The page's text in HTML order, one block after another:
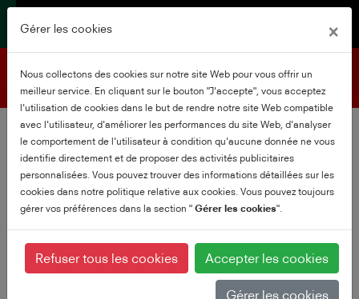
Assistance produits
Gérer les cookies ×
Nous collectons des cookies sur notre site Web pour vous offrir un
meilleur service. En cliquant sur le bouton "J'accepte", vous acceptez
l'utilisation de cookies dans le but de rendre notre site Web compatible
avec l'utilisateur, d'améliorer les performances du site Web, d'analyser
le comportement de l'utilisateur à condition qu'aucune donnée ne vous
identifie directement et de proposer des activités publicitaires
personnalisées. Vous pouvez trouver des informations détaillées sur les
cookies dans notre politique relative aux cookies. Vous pouvez toujours
gérer vos préférences dans la section " Gérer les cookies".
Refuser tous les cookies Accepter les cookies
Gérer les cookies